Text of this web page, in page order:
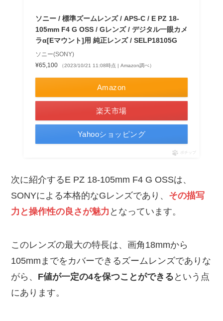
ソニー / 標準ズームレンズ / APS-C / E PZ 18-
105mm F4 G OSS / Gレンズ / デジタル一眼カメ
ラα[Eマウント]用 純正レンズ / SELP18105G
ソニー(SONY)
¥65,100
（2023/10/21 11:08時点 | Amazon調べ）
Amazon
楽天市場
Yahooショッピング
ポチップ
次に紹介するE PZ 18-105mm F4 G OSSは、
SONYによる本格的なGレンズであり、 その描写
力と操作性の良さが魅力 となっています。
このレンズの最大の特長は、画角18mmから
105mmまでをカバーできるズームレンズでありな
がら、 F値が一定の4を保つことができる という点
にあります。